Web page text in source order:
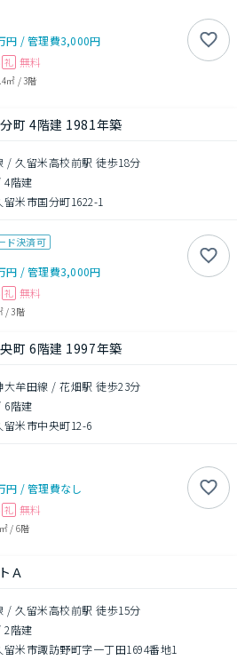
円 /管理費3,000円
礼 無料
㎡ /3階
町 4階建 1981年築
/ 久留米高校前駅 徒歩18分
4階建
米市国分町1622-1
ド決済可
円 /管理費3,000円
礼 無料
/3階
町 6階建 1997年築
大牟田線 / 花畑駅 徒歩23分
6階建
留米市中央町12-6
円 /管理費なし
礼 無料
/ 6階
Ａ
/ 久留米高校前駅 徒歩15分
2階建
留米市諏訪野町字一丁田1694番地1